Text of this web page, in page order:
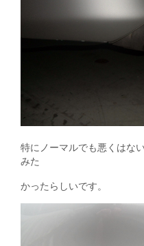
特にノーマルでも悪くはな
みた
かったらしいです。